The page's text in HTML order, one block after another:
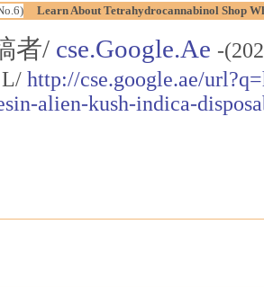
Learn About Tetrahydrocannabinol Shop
者/ cse.Google.Ae -
http://cse.google.ae/
alien-kush-indica-